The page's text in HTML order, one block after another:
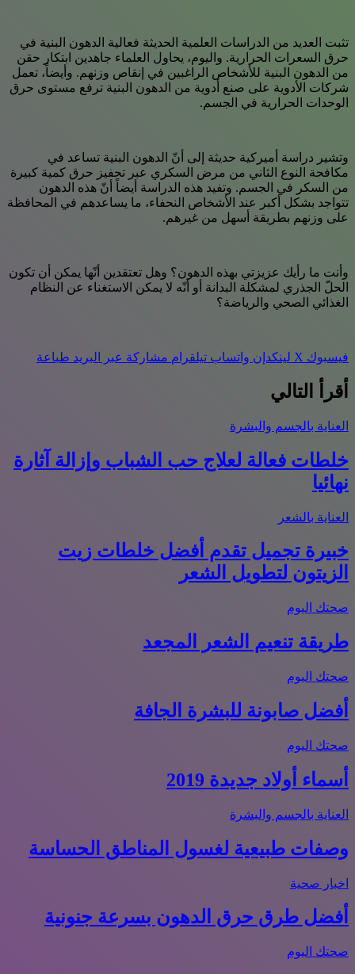
تثبت العديد من الدراسات العلمية الحديثة فعالية الدهون البنية في
حرق السعرات الحرارية. واليوم، يحاول العلماء جاهدين ابتكار حقن
من الدهون البنية للأشخاص الراغبين في إنقاص وزنهم. وأيضاً، تعمل
شركات الأدوية على صنع أدوية من الدهون البنية ترفع مستوى حرق
الوحدات الحرارية في الجسم.
وتشير دراسة أميركية حديثة إلى أنّ الدهون البنية تساعد في
مكافحة النوع الثاني من مرض السكري عبر تحفيز حرق كمية كبيرة
من السكر في الجسم. وتفيد هذه الدراسة أيضاً أنّ هذه الدهون
تتواجد بشكل أكبر عند الأشخاص النحفاء، ما يساعدهم في المحافظة
على وزنهم بطريقة أسهل من غيرهم.
وأنت ما رأيك عزيزتي بهذه الدهون؟ وهل تعتقدين أنّها يمكن أن تكون
الحلّ الجذري لمشكلة البدانة أو أنّه لا يمكن الاستغناء عن النظام
الغذائي الصحي والرياضة؟
فيسبوك ‫X لينكدإن واتساب تيلقرام مشاركة عبر البريد طباعة
أقرأ التالي
العناية بالجسم والبشرة
خلطات فعالة لعلاج حب الشباب وإزالة آثارة
نهائيا
العناية بالشعر
خبيرة تجميل تقدم أفضل خلطات زيت
الزيتون لتطويل الشعر
صحتك اليوم
طريقة تنعيم الشعر المجعد
صحتك اليوم
أفضل صابونة للبشرة الجافة
صحتك اليوم
أسماء أولاد جديدة 2019
العناية بالجسم والبشرة
وصفات طبيعية لغسول المناطق الحساسة
اخبار صحية
أفضل طرق حرق الدهون بسرعة جنونية
صحتك اليوم